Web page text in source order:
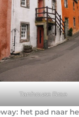
Tanhouse Brae
het pad naar